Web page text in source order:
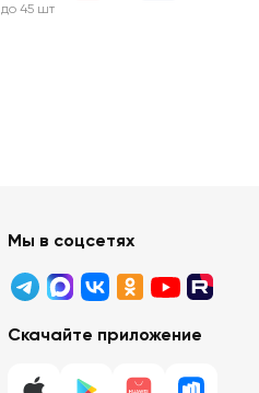
до 45 шт
Мы в соцсетях
Скачайте приложение